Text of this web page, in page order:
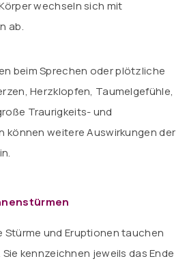
wechseln sich mit
ab.
beim Sprechen oder plötzliche
Herzklopfen, Taumelgefühle,
Traurigkeits- und
können weitere Auswirkungen der
und Eruptionen tauchen
kennzeichnen jeweils das Ende